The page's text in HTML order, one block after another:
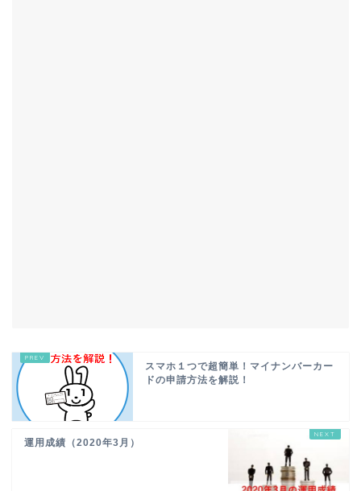
スマホ１つで超簡単！マイナンバーカー
ドの申請方法を解説！
運用成績（2020年3月）